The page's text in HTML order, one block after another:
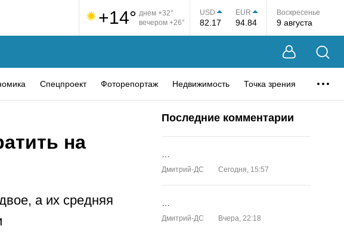
+14° днем +32°
вечером +26°
USD
82.17
EUR
94.84
Воскресенье
9 августа
Спецпроект Фоторепортаж Недвижимость Точка зрения
на
а их средняя
Последние комментарии
Дмитрий-ДС Сегодня, 15:57
Дмитрий-ДС Вчера, 22:18